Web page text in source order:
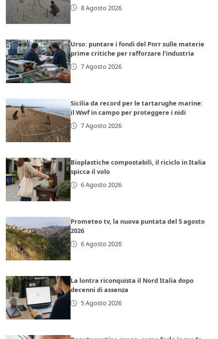
8 Agosto 2026
Urso: puntare i fondi del Pnrr sulle materie
prime critiche per rafforzare l’industria
7 Agosto 2026
Sicilia da record per le tartarughe marine:
il Wwf in campo per proteggere i nidi
7 Agosto 2026
Bioplastiche compostabili, il riciclo in Italia
spicca il volo
6 Agosto 2026
Prometeo tv, la nuova puntata del 5 agosto
2026
6 Agosto 2026
La lontra riconquista il Nord Italia dopo
decenni di assenza
5 Agosto 2026